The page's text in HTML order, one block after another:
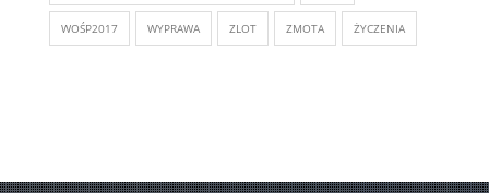
WOŚP2017 WYPRAWA ZLOT ZMOTA ŻYCZENIA